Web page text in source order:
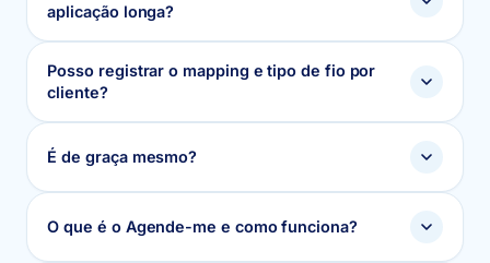
aplicação longa?
Posso registrar o mapping e tipo de fio por
cliente?
É de graça mesmo?
O que é o Agende-me e como funciona?